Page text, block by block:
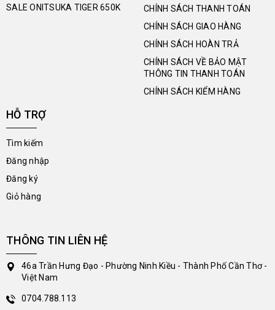
SALE ONITSUKA TIGER 650K
CHÍNH SÁCH THANH TOÁN
CHÍNH SÁCH GIAO HÀNG
CHÍNH SÁCH HOÀN TRẢ
CHÍNH SÁCH VỀ BẢO MẬT
THÔNG TIN THANH TOÁN
CHÍNH SÁCH KIỂM HÀNG
HỖ TRỢ
Tìm kiếm
Đăng nhập
Đăng ký
Giỏ hàng
THÔNG TIN LIÊN HỆ
46a Trần Hưng Đạo - Phường Ninh Kiều - Thành Phố Cần Thơ -
Việt Nam
0704.788.113